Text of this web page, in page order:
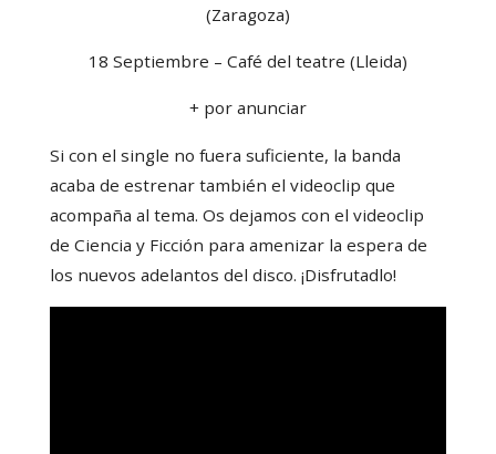
(Zaragoza)
18 Septiembre – Café del teatre (Lleida)
+ por anunciar
Si con el single no fuera suficiente, la banda
acaba de estrenar también el videoclip que
acompaña al tema. Os dejamos con el videoclip
de Ciencia y Ficción para amenizar la espera de
los nuevos adelantos del disco. ¡Disfrutadlo!